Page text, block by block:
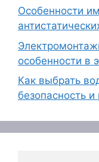
Особенности
особенности в
Как выбрать
безопасность